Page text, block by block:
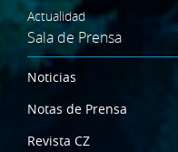
Actualidad
Sala de Prensa
Noticias
Notas de Prensa
Revista CZ